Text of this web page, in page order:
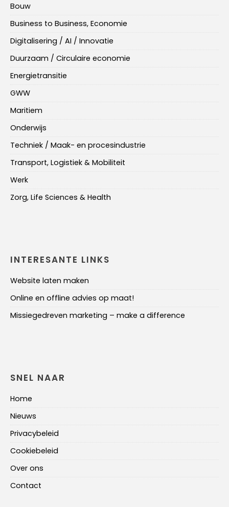
Bouw
Business to Business, Economie
Digitalisering / AI / Innovatie
Duurzaam / Circulaire economie
Energietransitie
GWW
Maritiem
Onderwijs
Techniek / Maak- en procesindustrie
Transport, Logistiek & Mobiliteit
Werk
Zorg, Life Sciences & Health
INTERESANTE LINKS
Website laten maken
Online en offline advies op maat!
Missiegedreven marketing – make a difference
SNEL NAAR
Home
Nieuws
Privacybeleid
Cookiebeleid
Over ons
Contact